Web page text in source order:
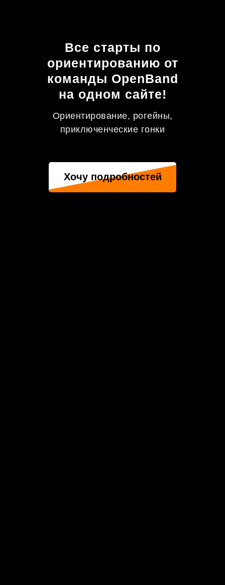
Все старты по
ориентированию от
команды OpenBand
на одном сайте!
Хочу подробностей
Ориентирование, рогейны,
приключенческие гонки